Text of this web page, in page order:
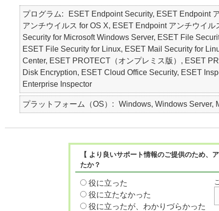
プログラム
ESET Endpoint Security, ESET Endpoint
アンチウイルス for OS X, ESET Endpoint アンチウイ
Security for Microsoft Windows Server, ESET File
ESET File Security for Linux, ESET Mail Security for
Center, ESET PROTECT（オンプレミス版）, ESET
Disk Encryption, ESET Cloud Office Security, ESET
Enterprise Inspector
プラットフォーム（OS） Windows, Windows Server,
【 より良いサポート情報のご提供のため
たか？
役に立った
役に立たなかった
役に立ったが、わかりづらかった